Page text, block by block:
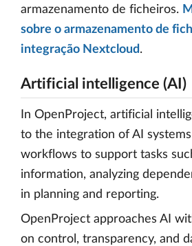
armazenamento de ficheiros.
sobre o armazenamento de
integração Nextcloud .
Artificial intelligence (AI)
In OpenProject, artificial
to the integration of AI
workflows to support tasks
information, analyzing
in planning and reporting.
OpenProject approaches AI
on control, transparency, and